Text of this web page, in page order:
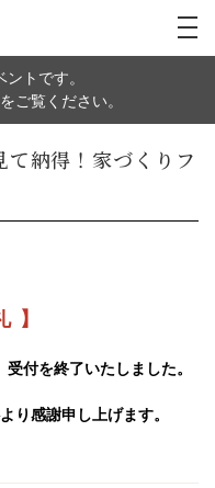
トです。
をご覧ください。
て納得！家づくりフ
】
付を終了いたしました。
り感謝申し上げます。